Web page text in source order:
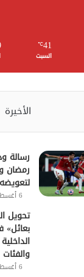
41
℃
السبت
الأخيرة
رسالة
رمضان
لتعويضه
6 أغسطس، 2026
تحويل
6 أغسطس، 2026